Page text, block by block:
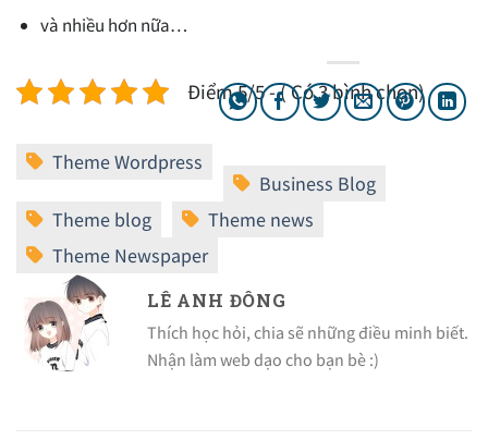
và nhiều hơn nữa…
Điểm 5/5 - ( Có 3 bình chọn)
LÊ ANH ĐÔNG
Thích học hỏi, chia sẽ những điều minh biết.
Nhận làm web dạo cho bạn bè :)